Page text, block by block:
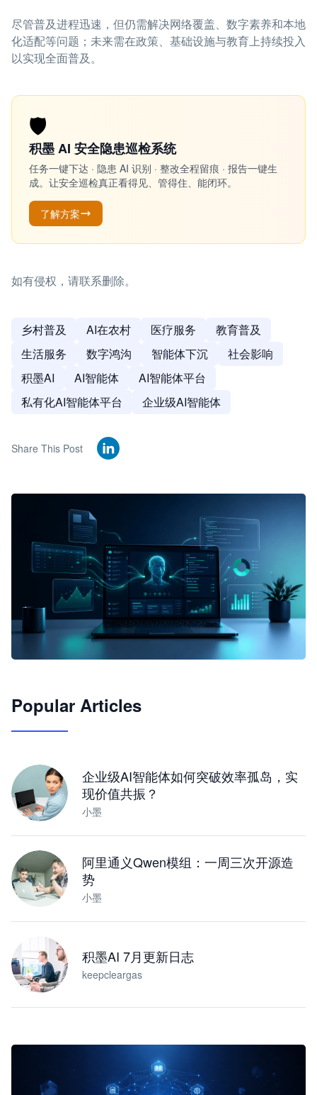
尽管普及进程迅速，但仍需解决网络覆盖、数字素养和本地
化适配等问题；未来需在政策、基础设施与教育上持续投入
以实现全面普及。
🛡️
积墨 AI 安全隐患巡检系统
任务一键下达 · 隐患 AI 识别 · 整改全程留痕 · 报告一键生
成。让安全巡检真正看得见、管得住、能闭环。
了解方案
如有侵权，请联系删除。
乡村普及 AI在农村 医疗服务
教育普及
生活服务
数字鸿沟 智能体下沉
社会影响
积墨AI
AI智能体
AI智能体平台
私有化AI智能体平台
企业级AI智能体
Share This Post
JimoClaw 桌面 AI Agent 工作台
Popular Articles
企业级AI智能体如何突破效率孤岛，实
现价值共振？
小墨
阿里通义Qwen模组：一周三次开源造
势
小墨
积墨AI 7月更新日志
keepcleargas